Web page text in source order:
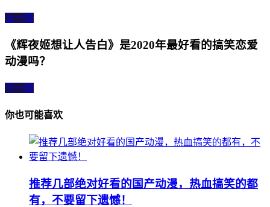
上一篇
《辉夜姬想让人告白》是2020年最好看的搞笑恋爱
动漫吗？
下一篇
你也可能喜欢
推荐几部绝对好看的国产动漫，热血搞笑的都
有，不要留下遗憾！